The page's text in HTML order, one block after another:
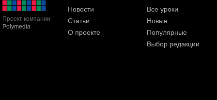
Проект компании
Polymedia
Новости
Статьи
О проекте
Все уроки
Новые
Популярные
Выбор редакции